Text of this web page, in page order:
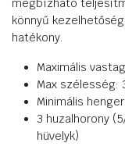
megbízható
könnyű
hatékony.
Maximális
Max szélesség:
Minimális
3 huzalhorony
hüvelyk)